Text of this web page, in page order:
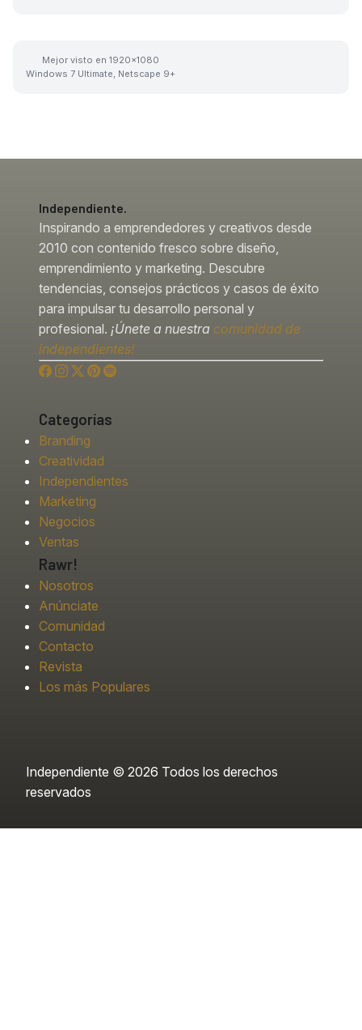
Mejor visto en 1920x1080
Windows 7 Ultimate, Netscape 9+
Independiente.
Inspirando a emprendedores y creativos desde
2010 con contenido fresco sobre diseño,
emprendimiento y marketing. Descubre
tendencias, consejos prácticos y casos de éxito
para impulsar tu desarrollo personal y
profesional. ¡Únete a nuestra comunidad de
independientes!
Categorías
Branding
Creatividad
Independientes
Marketing
Negocios
Ventas
Rawr!
Nosotros
Anúnciate
Comunidad
Contacto
Revista
Los más Populares
Independiente © 2026 Todos los derechos
reservados